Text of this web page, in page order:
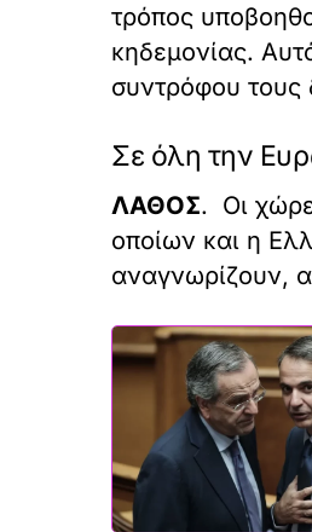
τρόπος
κηδεμονίας.
συντρόφου τους
Σε όλη την
ΛΑΘΟΣ. Οι
οποίων και η
αναγνωρίζουν,